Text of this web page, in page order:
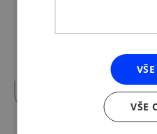
Projekt AMSP ČR
podnikatelka nebo
více »
VŠE